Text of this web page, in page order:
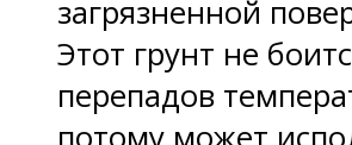
загрязненной
Этот грунт не
перепадов